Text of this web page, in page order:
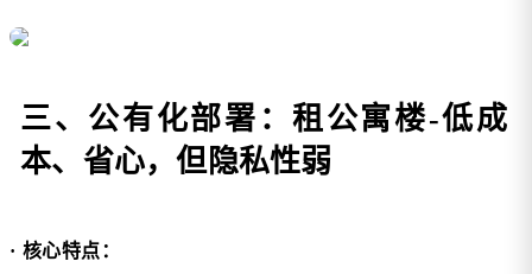
三、公有化部署：租公寓楼-低成
本、省心，但隐私性弱
· 核心特点：